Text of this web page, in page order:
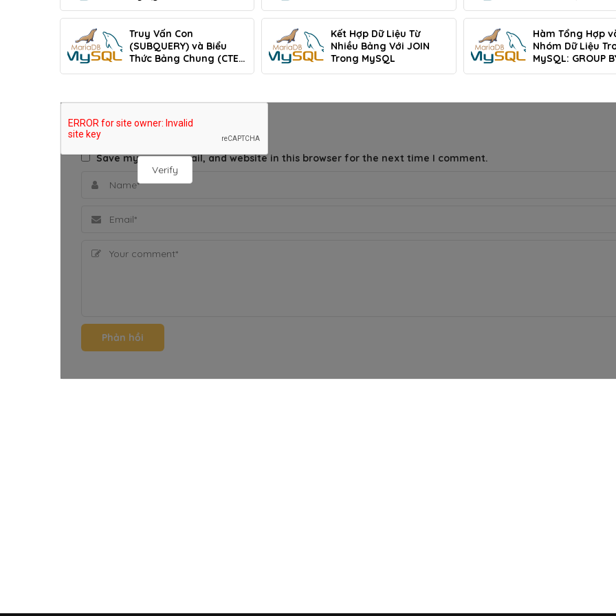
MySQL
Truy Vấn Con
(SUBQUERY) và Biểu
Thức Bảng Chung (CTE)
Trong MySQL
Kết Hợp Dữ Liệu Từ
Nhiều Bảng Với JOIN
Trong MySQL
Hàm Tổng Hợp
Nhóm Dữ Liệu
MySQL: GROUP
HAVING
Verify
THÊM BÌNH LUẬN
Save my name, email, and website in this browser for the next time I comment.